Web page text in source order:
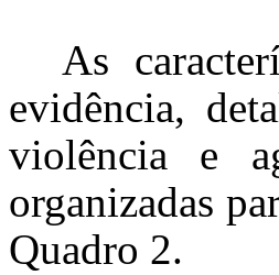
As
evidência,
violência e
organizadas
Quadro 2.